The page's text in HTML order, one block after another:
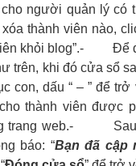
người quản lý có
thành viên nào,
khỏi blog”.-
Để
trên, khi đó cửa sổ
con, dấu “ – ” để
thành viên được
trang web.-
báo: “Bạn đã cập